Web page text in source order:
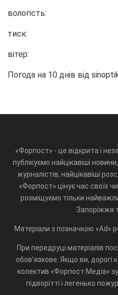
вологість:
тиск:
вітер:
Погода на 10 днів від
«Форпост» - це відкрита і
публікуємо найцікавіші
журналістів, найцікавіші
«Форпост» цінує час своїх
розміщуємо тільки
Запоріжжя
Матеріали з позначкою «Ad»
При передруці матеріалів
обов'язкове. Якщо ви, дорогі
колектив «Форпост.Медіа»
підворітті і легенько